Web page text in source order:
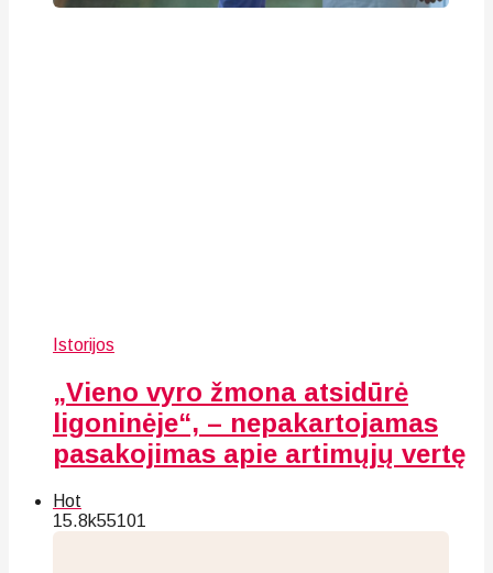
Istorijos
„Vieno vyro žmona atsidūrė
ligoninėje“, – nepakartojamas
pasakojimas apie artimųjų vertę
Hot
15.8k55101